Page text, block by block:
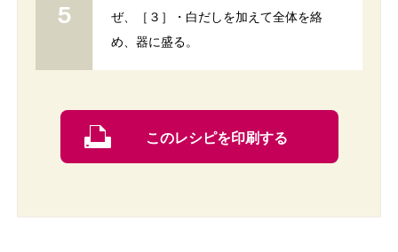
ぜ、［３］・白だしを加えて全体を絡
め、器に盛る。
このレシピを印刷する